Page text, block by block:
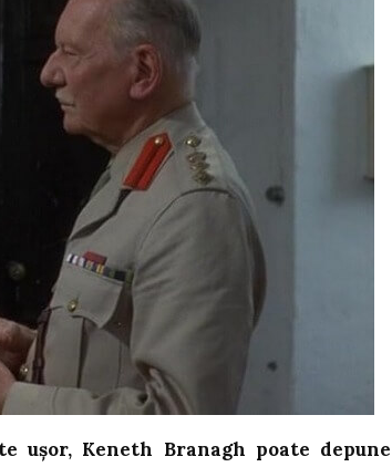
ușor, Keneth Branagh poate depune